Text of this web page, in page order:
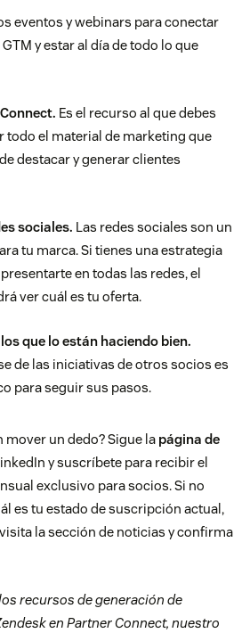
eventos y webinars para conectar
y estar al día de todo lo que
Es el recurso al que debes
todo el material de marketing que
destacar y generar clientes
sociales. Las redes sociales son un
tu marca. Si tienes una estrategia
en todas las redes, el
ver cuál es tu oferta.
que lo están haciendo bien.
de las iniciativas de otros socios es
para seguir sus pasos.
mover un dedo? Sigue la página de
y suscríbete para recibir el
exclusivo para socios. Si no
es tu estado de suscripción actual,
la sección de noticias y confirma
recursos de generación de
en Partner Connect, nuestro